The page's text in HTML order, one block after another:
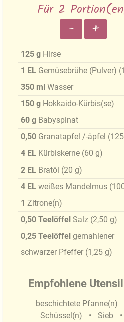
Für 2
- +
125 g Hirse
1 EL Gemüsebrühe (Pulver) (
350 ml Wasser
150 g Hokkaido-Kürbis(se)
60 g Babyspinat
0,50 Granatapfel /-äpfel (125
4 EL Kürbiskerne (60 g)
2 EL Bratöl (20 g)
4 EL weißes Mandelmus (
1 Zitrone(n)
0,50 Teelöffel Salz (2,50 g)
0,25 Teelöffel gemahlener
schwarzer Pfeffer (1,25 g)
Empfohlene
beschichtete Pfanne(n)
Schüssel(n)
Sieb